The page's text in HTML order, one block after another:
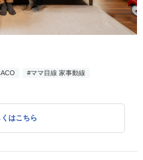
#ママ目線 家事動線
はこちら